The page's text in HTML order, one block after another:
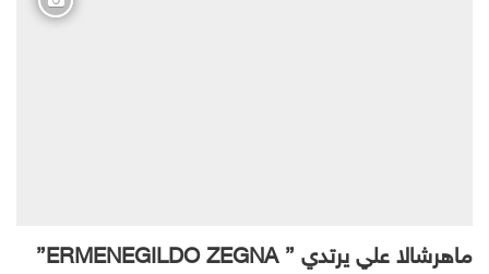
ماهرشالا علي يرتدي ” ERMENEGILDO ZEGNA”